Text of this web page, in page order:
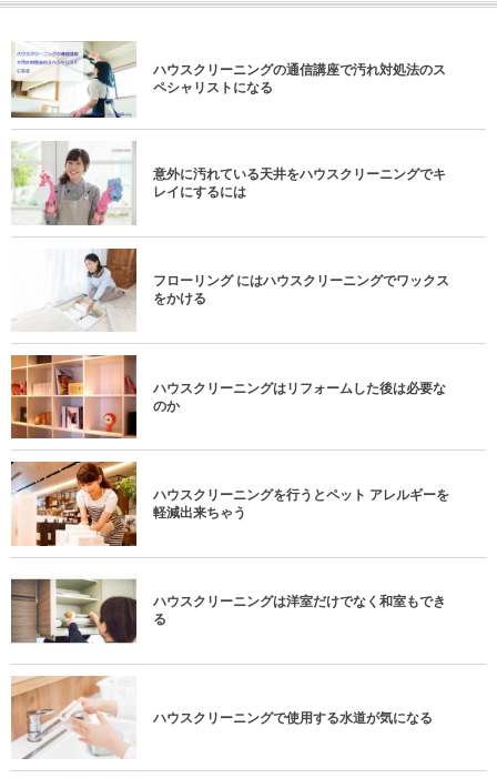
ハウスクリーニングの通信講座で汚れ対処法のス
ペシャリストになる
意外に汚れている天井をハウスクリーニングでキ
レイにするには
フローリング にはハウスクリーニングでワックス
をかける
ハウスクリーニングはリフォームした後は必要な
のか
ハウスクリーニングを行うとペット アレルギーを
軽減出来ちゃう
ハウスクリーニングは洋室だけでなく和室もでき
る
ハウスクリーニングで使用する水道が気になる